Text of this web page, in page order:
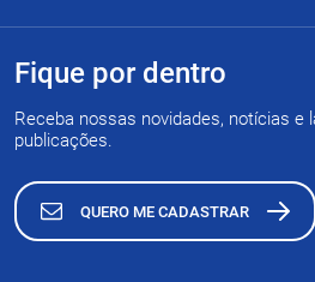
Fique por dentro
Receba nossas novidades, notícias e
publicações.
QUERO ME CADASTRAR